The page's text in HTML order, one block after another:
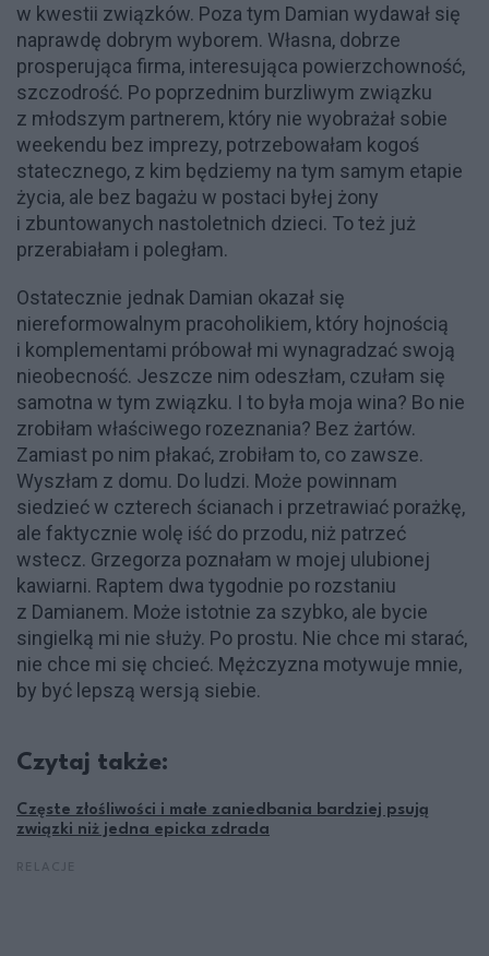
w kwestii związków. Poza tym Damian wydawał się
naprawdę dobrym wyborem. Własna, dobrze
prosperująca firma, interesująca powierzchowność,
szczodrość. Po poprzednim burzliwym związku
z młodszym partnerem, który nie wyobrażał sobie
weekendu bez imprezy, potrzebowałam kogoś
statecznego, z kim będziemy na tym samym etapie
życia, ale bez bagażu w postaci byłej żony
i zbuntowanych nastoletnich dzieci. To też już
przerabiałam i poległam.
Ostatecznie jednak Damian okazał się
niereformowalnym pracoholikiem, który hojnością
i komplementami próbował mi wynagradzać swoją
nieobecność. Jeszcze nim odeszłam, czułam się
samotna w tym związku. I to była moja wina? Bo nie
zrobiłam właściwego rozeznania? Bez żartów.
Zamiast po nim płakać, zrobiłam to, co zawsze.
Wyszłam z domu. Do ludzi. Może powinnam
siedzieć w czterech ścianach i przetrawiać porażkę,
ale faktycznie wolę iść do przodu, niż patrzeć
wstecz. Grzegorza poznałam w mojej ulubionej
kawiarni. Raptem dwa tygodnie po rozstaniu
z Damianem. Może istotnie za szybko, ale bycie
singielką mi nie służy. Po prostu. Nie chce mi starać,
nie chce mi się chcieć. Mężczyzna motywuje mnie,
by być lepszą wersją siebie.
Czytaj także:
Częste złośliwości i małe zaniedbania bardziej psują
związki niż jedna epicka zdrada